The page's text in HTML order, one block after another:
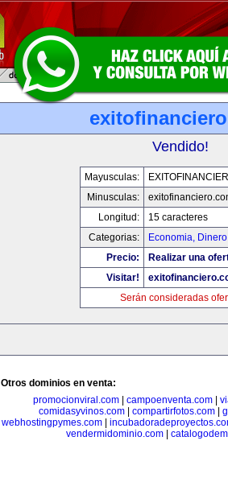
Vendido!
Mayusculas:
Minusculas:
Longitud:
15 caracteres
Categorias:
Economia,
Precio:
Realizar una
Visitar!
Serán consideradas
Otros dominios en venta:
promocionviral.com
campoenventa.com
comidasyvinos.com| compartirfotos.com|
webhostingpymes.com
vendermidominio.com|